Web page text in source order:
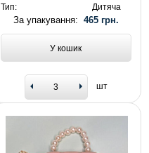
Тип:
Дитяча
За упакування: 465 грн.
У кошик
шт